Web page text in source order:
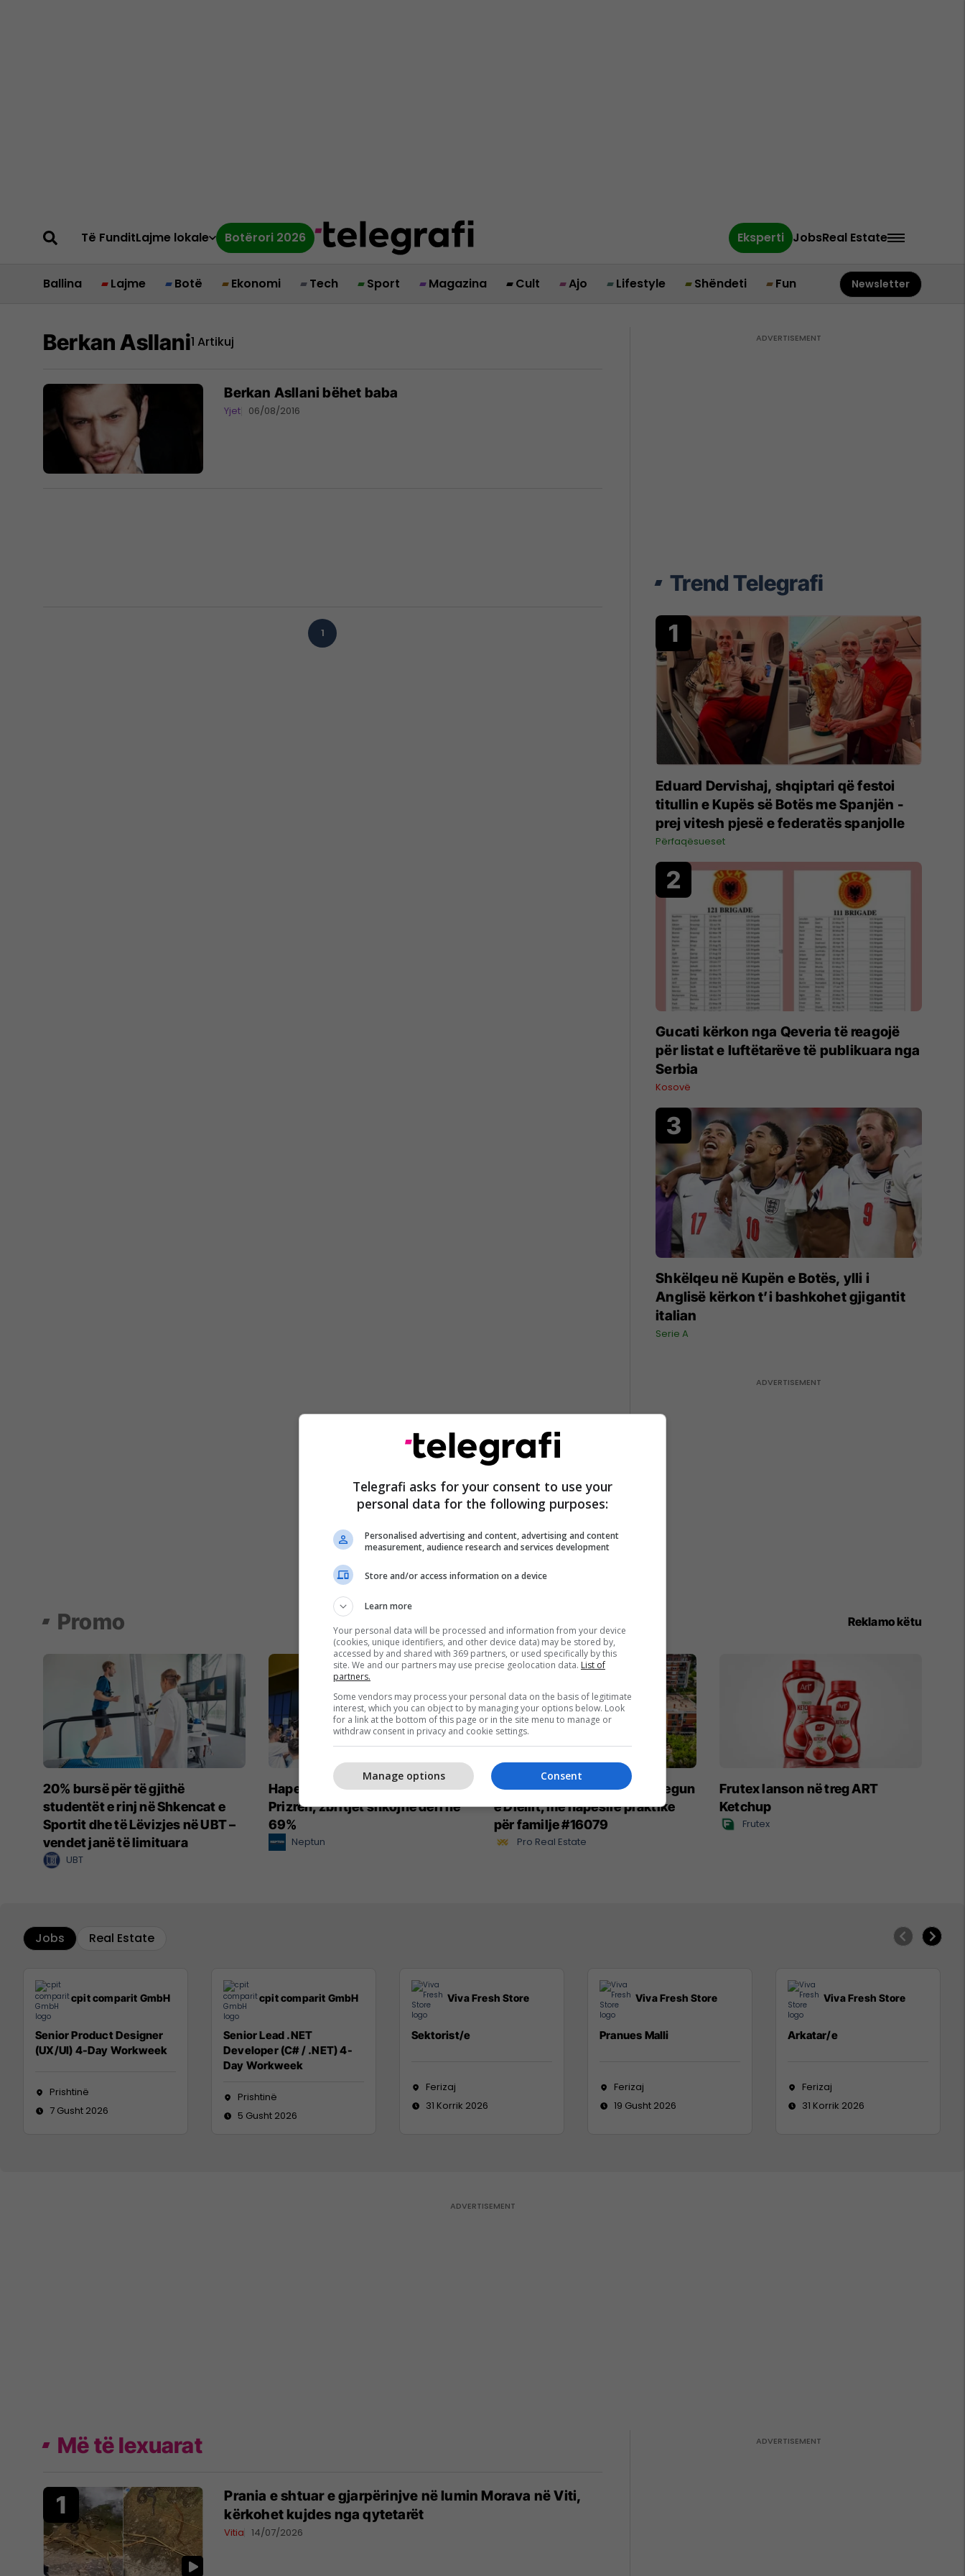
Të FunditLajme lokale Botërori 2026 Eksperti JobsReal Estate
Ballina Lajme Botë Ekonomi Tech Sport Magazina Cult Ajo Lifestyle Shëndeti Fun Newsletter
Berkan Asllani1 Artikuj
Berkan Asllani bëhet baba
Yjet 06/08/2016
1
Trend Telegrafi
Eduard Dervishaj, shqiptari që festoi
titullin e Kupës së Botës me Spanjën -
prej vitesh pjesë e federatës spanjolle
Përfaqësueset
Gucati kërkon nga Qeveria të reagojë
për listat e luftëtarëve të publikuara nga
Serbia
Kosovë
Shkëlqeu në Kupën e Botës, ylli i
Anglisë kërkon t’i bashkohet gjigantit
italian
Serie A
Promo Reklamo këtu
20% bursë për të gjithë
studentët e rinj në Shkencat e
Sportit dhe të Lëvizjes në UBT –
vendet janë të limituara
UBT
Hapet dyqani më i ri i Neptun në
Prizren, zbritjet shkojnë deri në
69%
Neptun
Banesë 80m² në shitje në Bregun
e Diellit, me hapësirë praktike
për familje #16079
Pro Real Estate
Frutex lanson në treg ART
Ketchup
Frutex
Jobs Real Estate
cpit comparit GmbH
Senior Product Designer
(UX/UI) 4-Day Workweek
Prishtinë
7 Gusht 2026
cpit comparit GmbH
Senior Lead .NET
Developer (C# / .NET) 4-
Day Workweek
Prishtinë
5 Gusht 2026
Viva Fresh Store
Sektorist/e
Ferizaj
31 Korrik 2026
Viva Fresh Store
Pranues Malli
Ferizaj
19 Gusht 2026
Viva Fresh Store
Arkatar/e
Ferizaj
31 Korrik 2026
Më të lexuarat
Prania e shtuar e gjarpërinjve në lumin Morava në Viti,
kërkohet kujdes nga qytetarët
Vitia 14/07/2026
Telegrafi asks for your consent to use your
personal data for the following purposes:
Personalised advertising and content, advertising and content
measurement, audience research and services development
Store and/or access information on a device
Learn more
Your personal data will be processed and information from your device
(cookies, unique identifiers, and other device data) may be stored by,
accessed by and shared with 369 partners, or used specifically by this
site. We and our partners may use precise geolocation data. List of
partners.
Some vendors may process your personal data on the basis of legitimate
interest, which you can object to by managing your options below. Look
for a link at the bottom of this page or in the site menu to manage or
withdraw consent in privacy and cookie settings.
Consent
Manage options